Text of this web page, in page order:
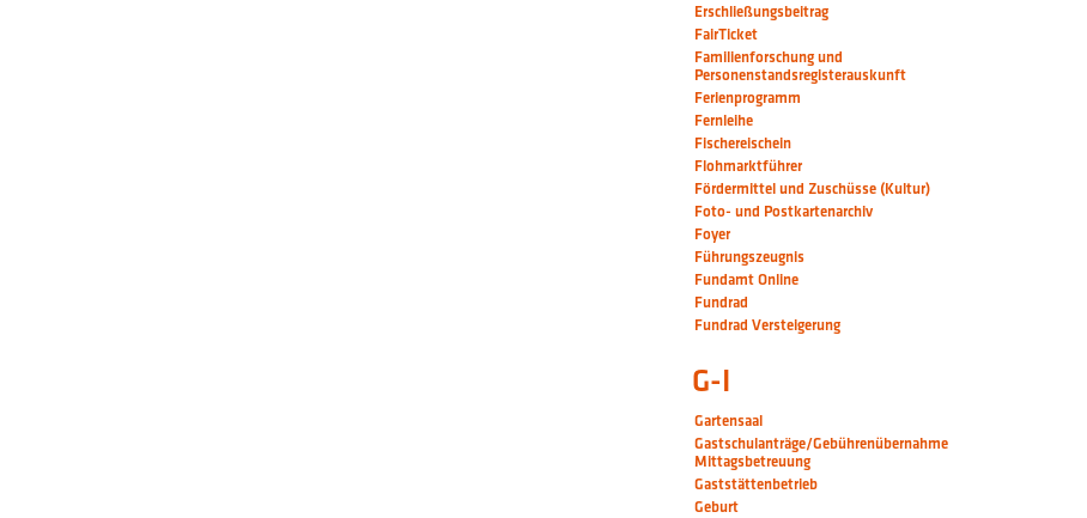
Erschließungsbeitrag
FairTicket
Familienforschung und
Personenstandsregisterauskunft
Ferienprogramm
Fernleihe
Fischereischein
Flohmarktführer
Fördermittel und Zuschüsse (Kultur)
Foto- und Postkartenarchiv
Foyer
Führungszeugnis
Fundamt Online
Fundrad
Fundrad Versteigerung
G-I
Gartensaal
Gastschulanträge/Gebührenübernahme
Mittagsbetreuung
Gaststättenbetrieb
Geburt